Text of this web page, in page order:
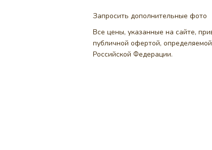
Запросить дополнительные фото
Все цены, указанные на сайте,
публичной офертой,
Российской Федерации.